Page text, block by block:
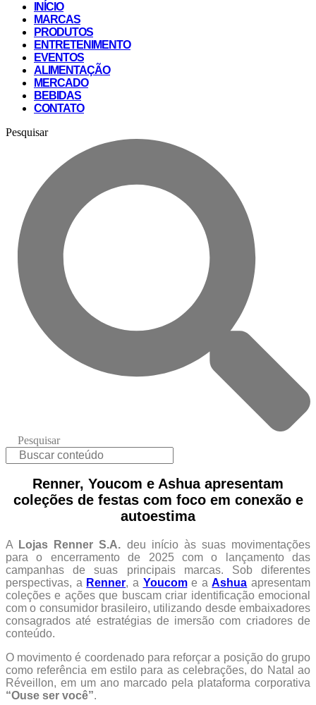
INÍCIO
MARCAS
PRODUTOS
ENTRETENIMENTO
EVENTOS
ALIMENTAÇÃO
MERCADO
BEBIDAS
CONTATO
Pesquisar
Pesquisar
Renner, Youcom e Ashua apresentam
coleções de festas com foco em conexão e
autoestima
A Lojas Renner S.A. deu início às suas movimentações
para o encerramento de 2025 com o lançamento das
campanhas de suas principais marcas. Sob diferentes
perspectivas, a Renner, a Youcome aAshua apresentam
coleções e ações que buscam criar identificação emocional
com o consumidor brasileiro, utilizando desde embaixadores
consagrados até estratégias de imersão com criadores de
conteúdo.
O movimento é coordenado para reforçar a posição do grupo
como referência em estilo para as celebrações, do Natal ao
Réveillon, em um ano marcado pela plataforma corporativa
“Ouse ser você”.